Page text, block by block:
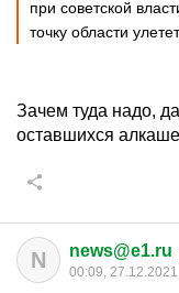
при советской
точку области
Зачем туда надо,
оставшихся
N news@e1.ru
00:09, 27.12.2021